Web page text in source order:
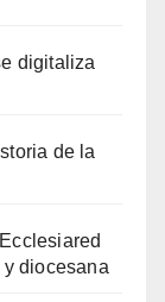
digitaliza
de la
diocesana